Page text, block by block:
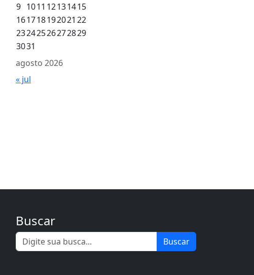
agosto 2026
9 1011 12131415
161718192021 22
23242526272829
3031
« jul
Buscar
Buscar